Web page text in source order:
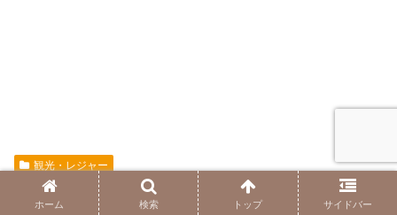
観光・レジャー
スポンサーリンク
ホーム 検索 トップ サイドバー